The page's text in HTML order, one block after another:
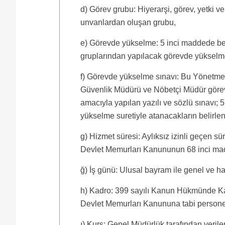
d) Görev grubu: Hiyerarşi, görev, yetki
unvanlardan oluşan grubu,
e) Görevde yükselme: 5 inci maddede
gruplarından yapılacak görevde
f) Görevde yükselme sınavı: Bu
Güvenlik Müdürü ve Nöbetçi Müdür
amacıyla yapılan yazılı ve sözlü
yükselme suretiyle atanacakların
g) Hizmet süresi: Aylıksız izinli geçen
Devlet Memurları Kanununun 68 inci
ğ) İş günü: Ulusal bayram ile genel ve
h) Kadro: 399 sayılı Kanun Hükmünde
Devlet Memurları Kanununa tabi